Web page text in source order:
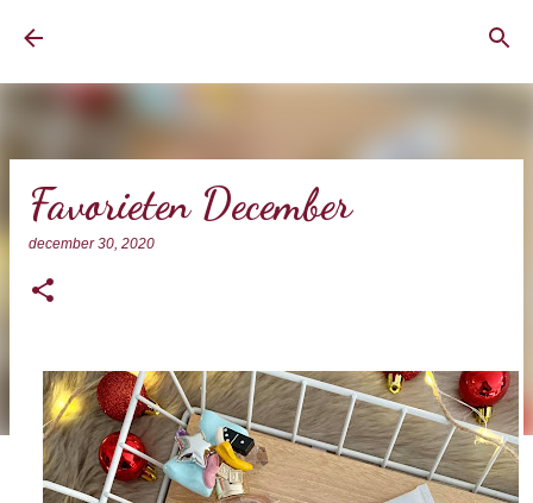
Favorieten December
december 30, 2020